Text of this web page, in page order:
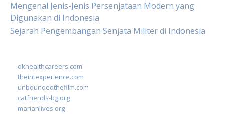
Mengenal Jenis-Jenis Persenjataan Modern yang
Digunakan di Indonesia
Sejarah Pengembangan Senjata Militer di Indonesia
okhealthcareers.com
theintexperience.com
unboundedthefilm.com
catfriends-bg.org
marianlives.org